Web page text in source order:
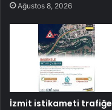
Ağustos 8, 2026
İzmit istikameti trafiğe